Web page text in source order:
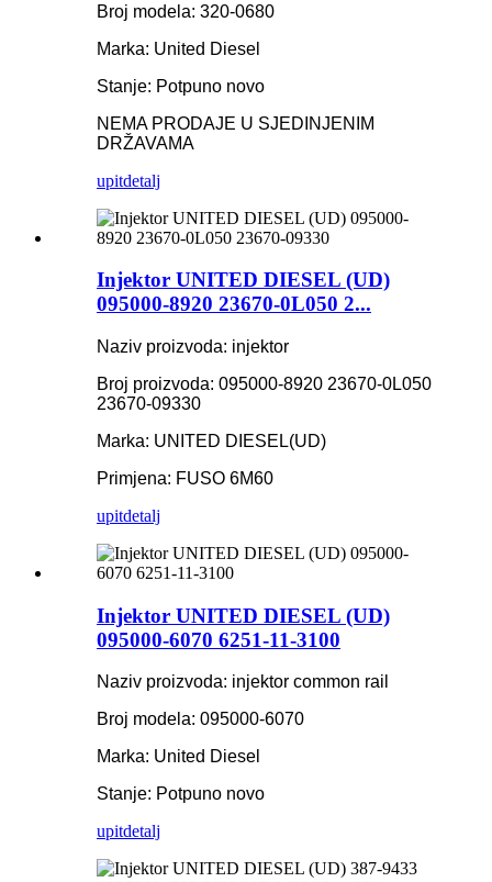
Broj modela: 320-0680
Marka: United Diesel
Stanje: Potpuno novo
NEMA PRODAJE U SJEDINJENIM
DRŽAVAMA
upitdetalj
Injektor UNITED DIESEL (UD)
095000-8920 23670-0L050 2...
Naziv proizvoda: injektor
Broj proizvoda: 095000-8920 23670-0L050
23670-09330
Marka: UNITED DIESEL(UD)
Primjena: FUSO 6M60
upitdetalj
Injektor UNITED DIESEL (UD)
095000-6070 6251-11-3100
Naziv proizvoda: injektor common rail
Broj modela: 095000-6070
Marka: United Diesel
Stanje: Potpuno novo
upitdetalj